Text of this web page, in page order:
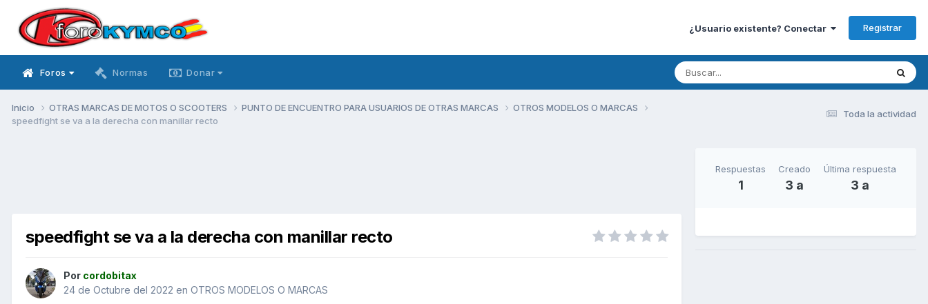
¿Usuario existente? Conectar Registrar
Foros Normas Donar
Toda la actividad
Inicio OTRAS MARCAS DE MOTOS O SCOOTERS PUNTO DE ENCUENTRO PARA USUARIOS DE OTRAS MARCAS
OTROS MODELOS O MARCAS
speedfight se va a la derecha con manillar recto
speedfight se va a la derecha con manillar recto
Por cordobitax
24 de Octubre del 2022 en OTROS MODELOS O MARCAS
Respuestas
1
Creado
3 a
Última respuesta
3 a